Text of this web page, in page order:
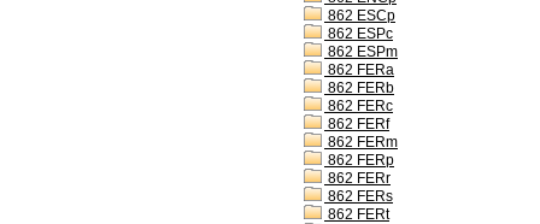
862 ESCp
862 ESPc
862 ESPm
862 FERa
862 FERb
862 FERc
862 FERf
862 FERm
862 FERp
862 FERr
862 FERs
862 FERt